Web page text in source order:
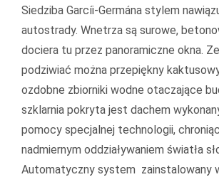
Siedziba Garcíi-Germána stylem
autostrady. Wnetrza są surowe,
dociera tu przez panoramiczne okna.
podziwiać można przepiękny
ozdobne zbiorniki wodne otaczające
szklarnia pokryta jest dachem
pomocy specjalnej technologii,
nadmiernym oddziaływaniem światła
Automatyczny system zainstalowany